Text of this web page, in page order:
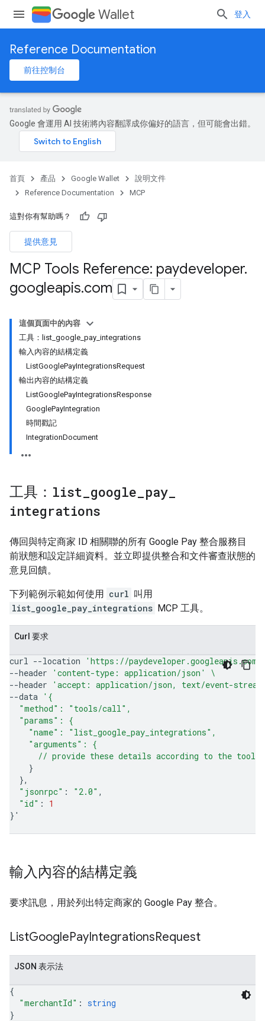
Wallet 登入
Reference Documentation
前往控制台
Google 會運用 AI 技術將內容翻譯成你偏好的語言，但可能會出錯。
首頁 產品 Google Wallet
說明文件
Reference Documentation
MCP
這對你有幫助嗎？
提供意見
MCP Tools Reference: paydeveloper.
googleapis.com
這個頁面中的內容
工具：list_google_pay_integrations
輸入內容的結構定義
ListGooglePayIntegrationsRequest
輸出內容的結構定義
ListGooglePayIntegrationsResponse
GooglePayIntegration
時間戳記
IntegrationDocument
工具： list google pay
integrations
傳回與特定商家 ID 相關聯的所有 Google Pay 整合服務目
前狀態和設定詳細資料。並立即提供整合和文件審查狀態的
意見回饋。
下列範例示範如何使用 curl 叫用
list_google_pay_integrations MCP 工具。
Curl 要求
curl --location
'https://paydeveloper.googleapis.com/
--header
'content-type: application/json'
\
--header
'accept: application/json, text/event-
--data '{
  "method": "tools/call",
  "params": {
    "name": "list_google_pay_integrations",
    "arguments": {
      // provide these details according to the tool'
}
}
"jsonrpc" : "2.0"
"id" :
1
} '
輸入內容的結構定義
要求訊息，用於列出特定商家的 Google Pay 整合。
ListGooglePayIntegrationsRequest
JSON 表示法
{
"merchantId" : string
}